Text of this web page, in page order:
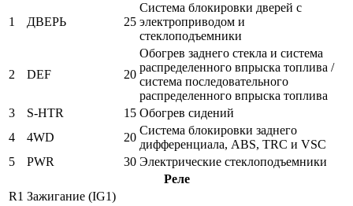
1 ДВЕРЬ 25
Система блокировки дверей с
электроприводом и
стеклоподъемники
2 DEF 20
Обогрев заднего стекла и система
распределенного впрыска топлива /
система последовательного
распределенного впрыска топлива
3
S-HTR 15 Обогрев сидений
4
4WD 20
Система блокировки заднего
дифференциала, ABS, TRC и VSC
5
PWR 30 Электрические стеклоподъемники
Реле
R1 Зажигание (IG1)